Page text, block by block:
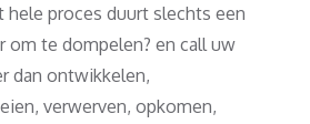
proces duurt slechts een
om te dompelen? en call uw
dan ontwikkelen,
verwerven, opkomen,